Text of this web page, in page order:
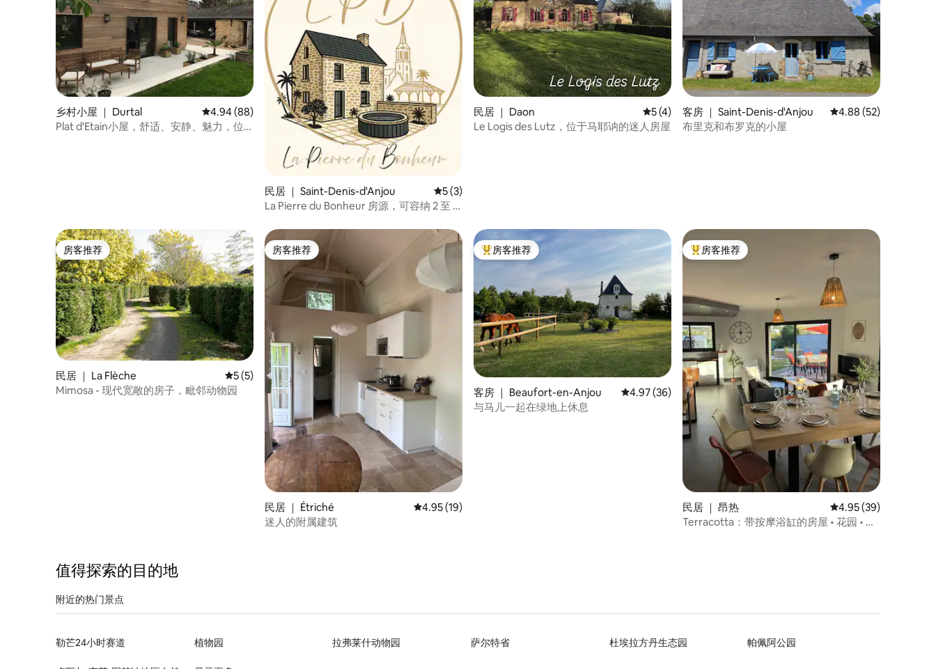
乡村小屋 ｜ Durtal 平均评分 4.94 分（满分 5 分），共 88 条评价
4.94 (88)
Plat d'Etain小屋，舒适、安静、魅力，位
民居 ｜ Saint-Denis-d'Anjou 平均评分 5 分（满分 5 分），共 3 条评价
5 (3)
La Pierre du Bonheur 房源，可容纳 2 至 8
民居 ｜ Daon 平均评分 5 分（满分 5 分），共 4 条评价
5 (4)
Le Logis des Lutz，位于马耶讷的迷人房屋
客房 ｜ Saint-Denis-d'Anjou 平均评分 4.88 分（满
4.88 (52)
布里克和布罗克的小屋
房客推荐
房客推荐
民居 ｜ La Flèche 平均评分 5 分（满分 5 分），共 5 条评价
5 (5)
Mimosa - 现代宽敞的房子，毗邻动物园
房客推荐
房客推荐
民居 ｜ Étriché 平均评分 4.95 分（满分 5 分），共 19 条评价
4.95 (19)
迷人的附属建筑
热门「房客推荐」
房客推荐
客房 ｜ Beaufort-en-Anjou 平均评分 4.97 分（满分 5 分），共 36 条评价
4.97 (36)
与马儿一起在绿地上休息
热门「房客推荐」
房客推荐
民居 ｜ 昂热 平均评分 4.95 分（满
4.95 (39)
Terracotta：带按摩浴缸的房屋 • 花园 • 可
值得探索的目的地
附近的热门景点
勒芒24小时赛道 植物园 拉弗莱什动物园 萨尔特省 杜埃拉方丹生态园 帕佩阿公园